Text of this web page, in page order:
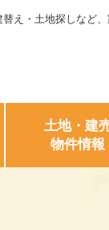
え・土地探しなど
土地・建
物件情報